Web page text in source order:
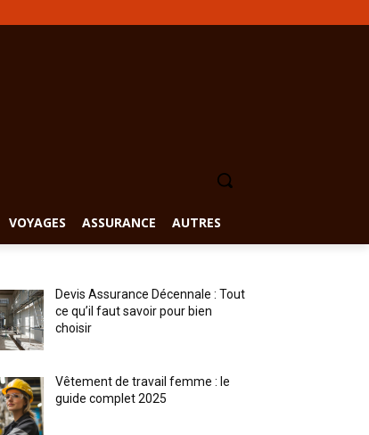
VOYAGES ASSURANCE AUTRES
Devis Assurance Décennale : Tout
ce qu’il faut savoir pour bien
choisir
Vêtement de travail femme : le
guide complet 2025